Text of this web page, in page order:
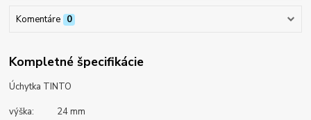
Komentáre 0
Kompletné špecifikácie
Úchytka TINTO
výška: 24 mm